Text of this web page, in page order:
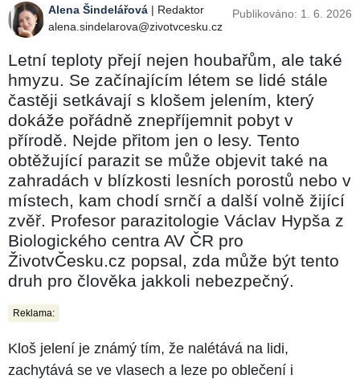
Alena Šindelářová | Redaktor
alena.sindelarova@zivotvcesku.cz
Publikováno: 1. 6. 2026
Letní teploty přejí nejen houbařům, ale také
hmyzu. Se začínajícím létem se lidé stále
častěji setkávají s klošem jelením, který
dokáže pořádně znepříjemnit pobyt v
přírodě. Nejde přitom jen o lesy. Tento
obtěžující parazit se může objevit také na
zahradách v blízkosti lesních porostů nebo v
místech, kam chodí srnčí a další volně žijící
zvěř. Profesor parazitologie Václav Hypša z
Biologického centra AV ČR pro
ŽivotvČesku.cz popsal, zda může být tento
druh pro člověka jakkoli nebezpečný.
Reklama:
Kloš jelení je známý tím, že nalétává na lidi,
zachytává se ve vlasech a leze po oblečení i